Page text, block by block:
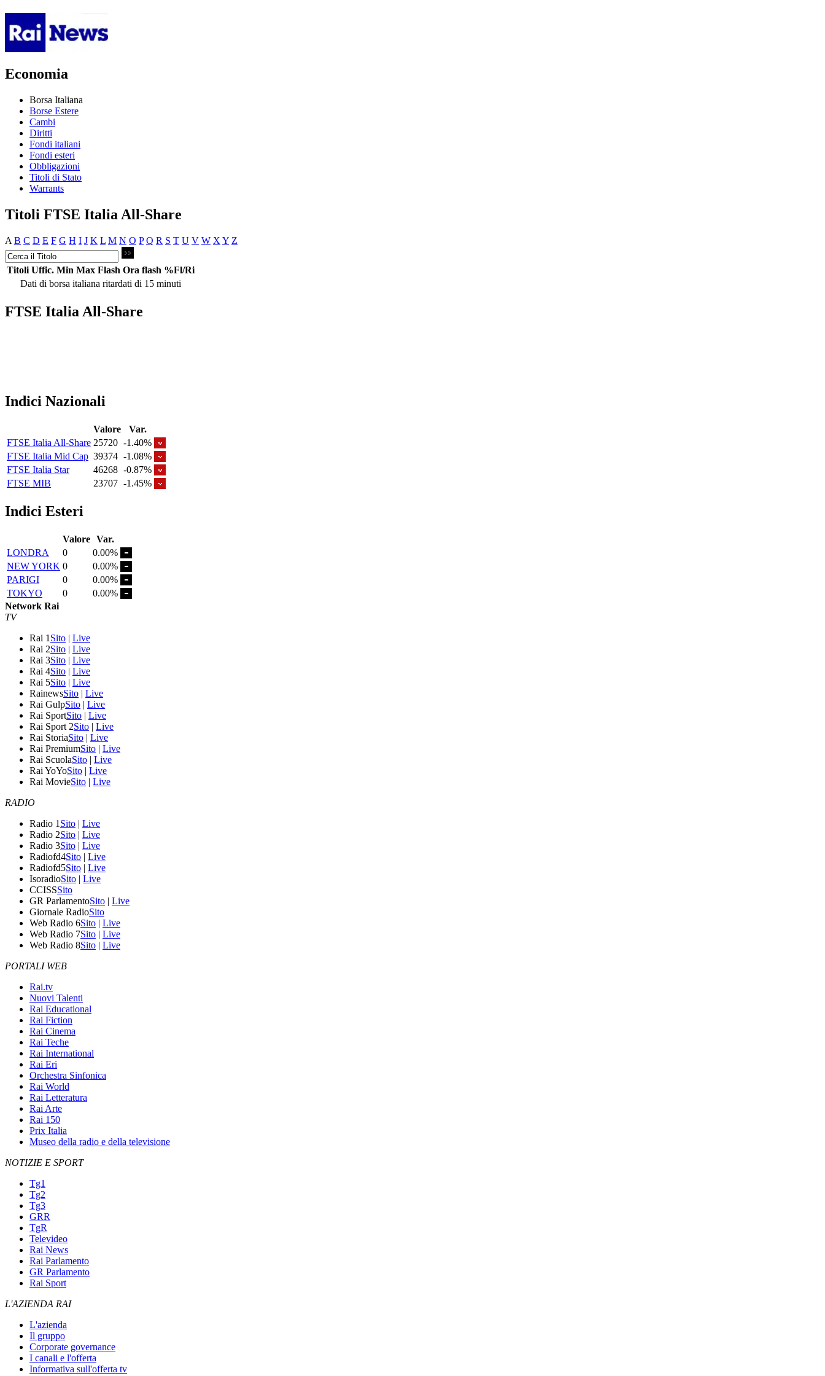
Economia
Borsa Italiana
Borse Estere
Cambi
Diritti
Fondi italiani
Fondi esteri
Obbligazioni
Titoli di Stato
Warrants
Titoli FTSE Italia All-Share
A B C D E F G H I J K L M N O P Q R S T U V W X Y Z
Titoli Uffic. Min Max Flash Ora flash %Fl/Ri
Dati di borsa italiana ritardati di 15 minuti
FTSE Italia All-Share
Indici Nazionali
Valore
Var.
FTSE Italia All-Share 25720 -1.40%
FTSE Italia Mid Cap 39374 -1.08%
FTSE Italia Star
46268 -0.87%
FTSE MIB
23707 -1.45%
Indici Esteri
Valore Var.
LONDRA
0
0.00%
NEW YORK 0
0.00%
PARIGI
0
0.00%
TOKYO
0
0.00%
Network Rai
TV
Rai 1 Sito | Live
Rai 2Sito | Live
Rai 3Sito | Live
Rai 4Sito | Live
Rai 5Sito | Live
RainewsSito | Live
Rai GulpSito | Live
Rai SportSito | Live
Rai Sport 2Sito | Live
Rai StoriaSito | Live
Rai PremiumSito | Live
Rai ScuolaSito | Live
Rai YoYoSito | Live
Rai MovieSito | Live
RADIO
Radio 1 Sito | Live
Radio 2Sito | Live
Radio 3Sito | Live
Radiofd4Sito | Live
Radiofd5Sito | Live
IsoradioSito | Live
CCISSSito
GR ParlamentoSito | Live
Giornale RadioSito
Web Radio 6Sito | Live
Web Radio 7Sito | Live
Web Radio 8Sito | Live
PORTALI WEB
Rai.tv
Nuovi Talenti
Rai Educational
Rai Fiction
Rai Cinema
Rai Teche
Rai International
Rai Eri
Orchestra Sinfonica
Rai World
Rai Letteratura
Rai Arte
Rai 150
Prix Italia
Museo della radio e della televisione
NOTIZIE E SPORT
Tg1
Tg2
Tg3
GRR
TgR
Televideo
Rai News
Rai Parlamento
GR Parlamento
Rai Sport
L'AZIENDA RAI
L'azienda
Il gruppo
Corporate governance
I canali e l'offerta
Informativa sull'offerta tv